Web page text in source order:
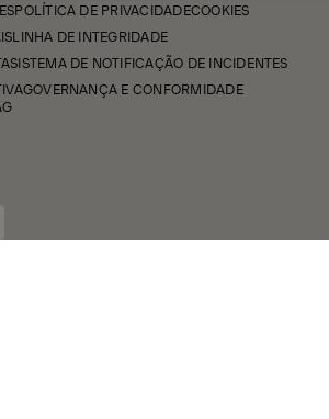
POLÍTICA DE PRIVACIDADECOOKIES
LINHA DE INTEGRIDADE
SISTEMA DE NOTIFICAÇÃO DE INCIDENTES
GOVERNANÇA E CONFORMIDADE